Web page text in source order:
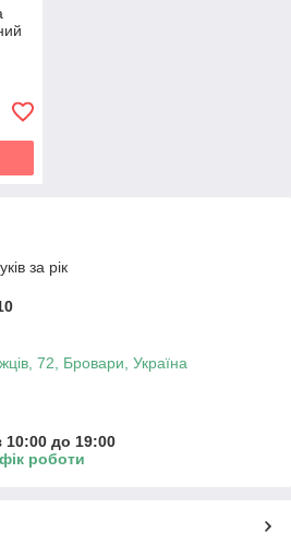
за рік
72, Бровари, Україна
10:00 до 19:00
роботи